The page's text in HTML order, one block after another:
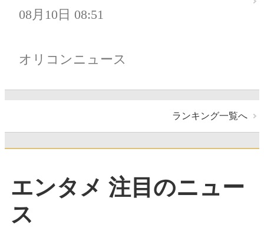
08月10日 08:51
オリコンニュース
ランキング一覧へ
エンタメ 注目のニュー
ス